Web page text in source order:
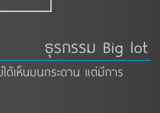
ธุรกรรม Big lot
ด้เห็นบนกระดาน แต่มีการ